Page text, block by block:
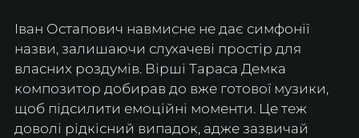
Іван Остапович навмисне не дає симфонії
назви, залишаючи слухачеві простір для
власних роздумів. Вірші Тараса Демка
композитор добирав до вже готової музики,
щоб підсилити емоційні моменти. Це теж
доволі рідкісний випадок, адже зазвичай